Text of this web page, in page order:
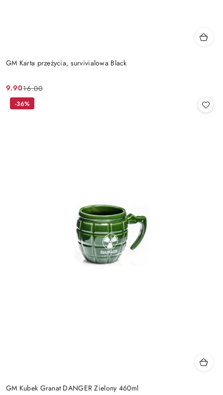
GM Karta przeżycia, survivialowa Black
Cena
promocyjna:
9.90
Cena
przed
16.00
GM Kubek Granat DANGER Zielony 460ml
-36%